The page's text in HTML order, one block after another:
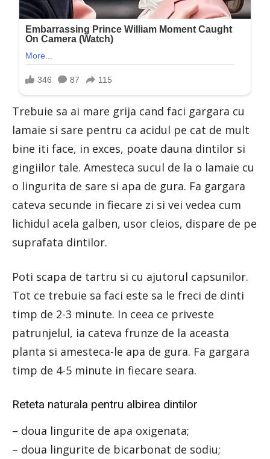
Trebuie sa ai mare grija cand faci gargara cu
lamaie si sare pentru ca acidul pe cat de mult
bine iti face, in exces, poate dauna dintilor si
gingiilor tale. Amesteca sucul de la o lamaie cu
o lingurita de sare si apa de gura. Fa gargara
cateva secunde in fiecare zi si vei vedea cum
lichidul acela galben, usor cleios, dispare de pe
suprafata dintilor.
Poti scapa de tartru si cu ajutorul capsunilor.
Tot ce trebuie sa faci este sa le freci de dinti
timp de 2-3 minute. In ceea ce priveste
patrunjelul, ia cateva frunze de la aceasta
planta si amesteca-le apa de gura. Fa gargara
timp de 4-5 minute in fiecare seara.
Reteta naturala pentru albirea dintilor
– doua lingurite de apa oxigenata;
– doua lingurite de bicarbonat de sodiu;